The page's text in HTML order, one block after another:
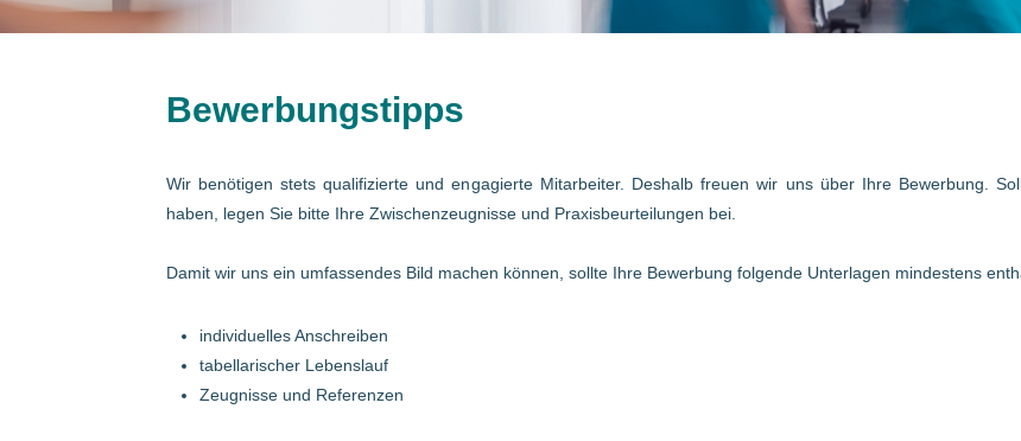
Bewerbungstipps
Wir benötigen stets qualifizierte und engagierte Mitarbeiter. Deshalb freuen wir uns über Ihre Bewerbung.
haben, legen Sie bitte Ihre Zwischenzeugnisse und Praxisbeurteilungen bei.
Damit wir uns ein umfassendes Bild machen können, sollte Ihre Bewerbung folgende Unterlagen mindestens
individuelles Anschreiben
tabellarischer Lebenslauf
Zeugnisse und Referenzen